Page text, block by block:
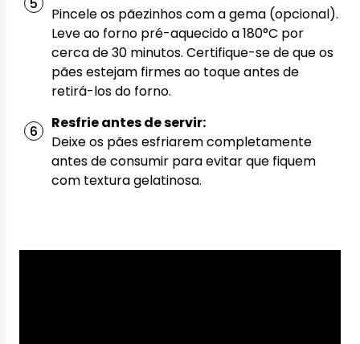
Pincele os pãezinhos com a gema (opcional).
Leve ao forno pré-aquecido a 180°C por
cerca de 30 minutos. Certifique-se de que os
pães estejam firmes ao toque antes de
retirá-los do forno.
Resfrie antes de servir:
Deixe os pães esfriarem completamente
antes de consumir para evitar que fiquem
com textura gelatinosa.